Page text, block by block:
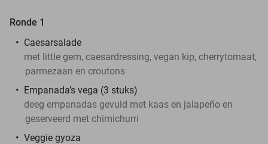
Ronde 1
Caesarsalade
met little gem, caesardressing, vegan kip, cherrytomaat,
parmezaan en croutons
Empanada’s vega (3 stuks)
deeg empanadas gevuld met kaas en jalapeño en
geserveerd met chimichurri
Veggie gyoza